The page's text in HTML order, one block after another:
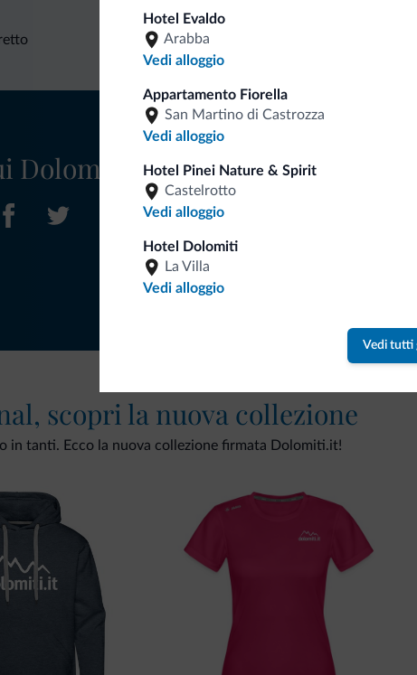
Hotel Evaldo
Arabba
Vedi alloggio
Appartamento Fiorella
San Martino di Castrozza
Vedi alloggio
Hotel Pinei Nature & Spirit
Castelrotto
Vedi alloggio
Hotel Dolomiti
La Villa
Vedi alloggio
Vedi tutti
Dolomiti.it
scopri la nuova collezione
in tanti. Ecco la nuova collezione firmata Dolomiti.it!